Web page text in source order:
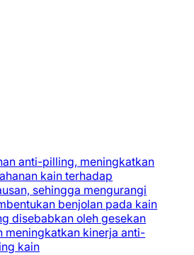
anti-pilling, meningkatkan
kain terhadap
sehingga mengurangi
benjolan pada kain
disebabkan oleh gesekan
meningkatkan kinerja anti-
kain